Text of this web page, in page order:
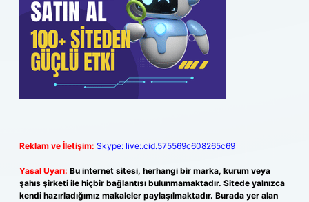
Reklam ve İletişim: Skype: live:.cid.575569c608265c69
Yasal Uyarı: Bu internet sitesi, herhangi bir marka, kurum veya
şahıs şirketi ile hiçbir bağlantısı bulunmamaktadır. Sitede yalnızca
kendi hazırladığımız makaleler paylaşılmaktadır. Burada yer alan